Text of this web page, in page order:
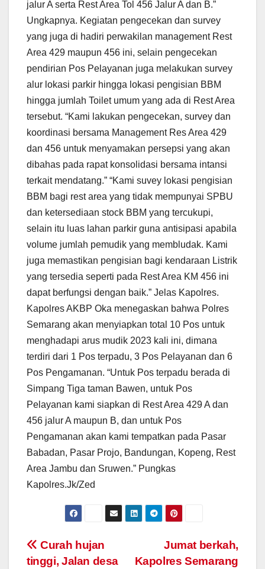
jalur A serta Rest Area Tol 456 Jalur A dan B.”
Ungkapnya. Kegiatan pengecekan dan survey
yang juga di hadiri perwakilan management Rest
Area 429 maupun 456 ini, selain pengecekan
pendirian Pos Pelayanan juga melakukan survey
alur lokasi parkir hingga lokasi pengisian BBM
hingga jumlah Toilet umum yang ada di Rest Area
tersebut. “Kami lakukan pengecekan, survey dan
koordinasi bersama Management Res Area 429
dan 456 untuk menyamakan persepsi yang akan
dibahas pada rapat konsolidasi bersama intansi
terkait mendatang.” “Kami suvey lokasi pengisian
BBM bagi rest area yang tidak mempunyai SPBU
dan ketersediaan stock BBM yang tercukupi,
selain itu luas lahan parkir guna antisipasi apabila
volume jumlah pemudik yang membludak. Kami
juga memastikan pengisian bagi kendaraan Listrik
yang tersedia seperti pada Rest Area KM 456 ini
dapat berfungsi dengan baik.” Jelas Kapolres.
Kapolres AKBP Oka menegaskan bahwa Polres
Semarang akan menyiapkan total 10 Pos untuk
menghadapi arus mudik 2023 kali ini, dimana
terdiri dari 1 Pos terpadu, 3 Pos Pelayanan dan 6
Pos Pengamanan. “Untuk Pos terpadu berada di
Simpang Tiga taman Bawen, untuk Pos
Pelayanan kami siapkan di Rest Area 429 A dan
456 jalur A maupun B, dan untuk Pos
Pengamanan akan kami tempatkan pada Pasar
Babadan, Pasar Projo, Bandungan, Kopeng, Rest
Area Jambu dan Sruwen.” Pungkas
Kapolres.Jk/Zed
Post
Jumat berkah,
Kapolres Semarang
Curah hujan
tinggi, Jalan desa